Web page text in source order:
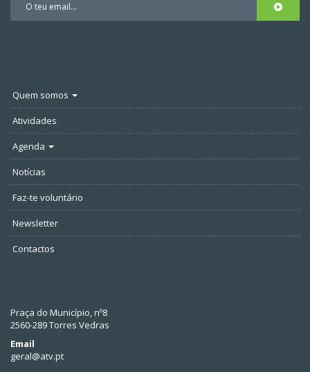
Quem somos
Atividades
Agenda
Notícias
Faz-te voluntário
Newsletter
Contactos
Praça do Município, nº8
2560-289 Torres Vedras
Email
geral@atv.pt